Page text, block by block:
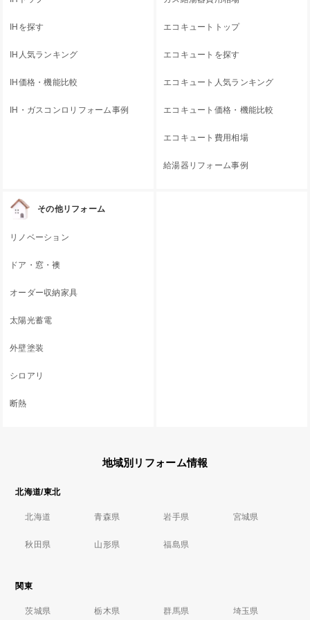
IHを探す
IH人気ランキング
IH価格・機能比較
IH・ガスコンロリフォーム事例
エコキュートトップ
エコキュートを探す
エコキュート人気ランキング
エコキュート価格・機能比較
エコキュート費用相場
給湯器リフォーム事例
その他リフォーム
リノベーション
ドア・窓・襖
オーダー収納家具
太陽光蓄電
外壁塗装
シロアリ
断熱
地域別リフォーム情報
北海道/東北
北海道 青森県 岩手県 宮城県
秋田県 山形県 福島県
関東
茨城県 栃木県 群馬県 埼玉県